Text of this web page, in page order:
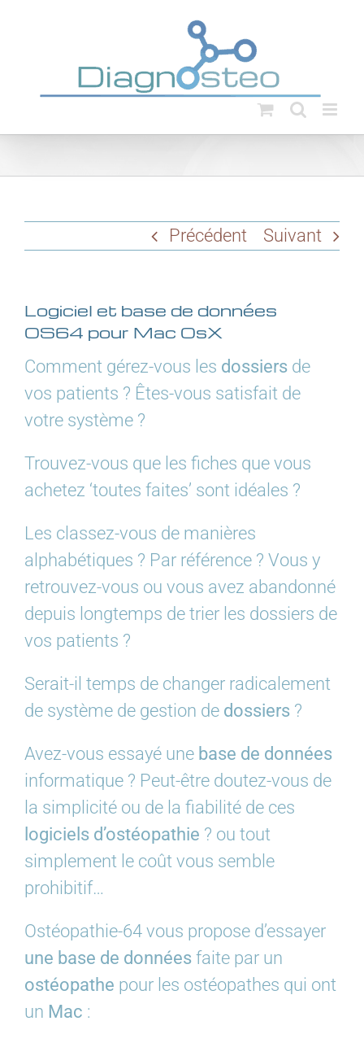
Précédent Suivant
Logiciel et base de données
OS64 pour Mac OsX
Comment gérez-vous les dossiers de
vos patients ? Êtes-vous satisfait de
votre système ?
Trouvez-vous que les fiches que vous
achetez ‘toutes faites’ sont idéales ?
Les classez-vous de manières
alphabétiques ? Par référence ? Vous y
retrouvez-vous ou vous avez abandonné
depuis longtemps de trier les dossiers de
vos patients ?
Serait-il temps de changer radicalement
de système de gestion de dossiers ?
Avez-vous essayé une base de données
informatique ? Peut-être doutez-vous de
la simplicité ou de la fiabilité de ces
logiciels d’ostéopathie ? ou tout
simplement le coût vous semble
prohibitif…
Ostéopathie-64 vous propose d’essayer
une base de données faite par un
ostéopathe pour les ostéopathes qui ont
un Mac :